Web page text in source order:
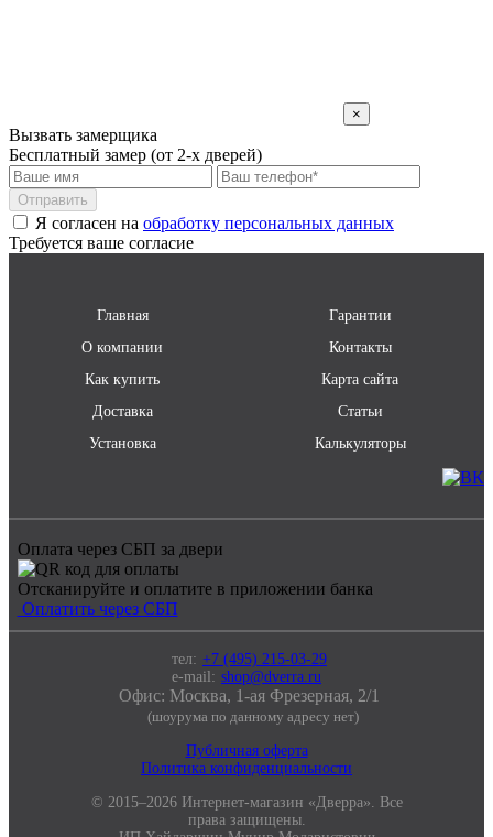
×
Вызвать замерщика
Бесплатный замер (от 2-х дверей)
Отправить
Я согласен на обработку персональных данных
Требуется ваше согласие
Главная
О компании
Как купить
Доставка
Установка
Гарантии
Контакты
Карта сайта
Статьи
Калькуляторы
Оплата через СБП за двери
Отсканируйте и оплатите в приложении банка
Оплатить через СБП
© 2015–2026 Интернет-магазин «Дверра». Все
права защищены.
Публичная оферта
Политика конфиденциальности
тел: +7 (495) 215-03-29
e-mail: shop@dverra.ru
Офис: Москва, 1-ая Фрезерная, 2/1
(шоурума по данному адресу нет)